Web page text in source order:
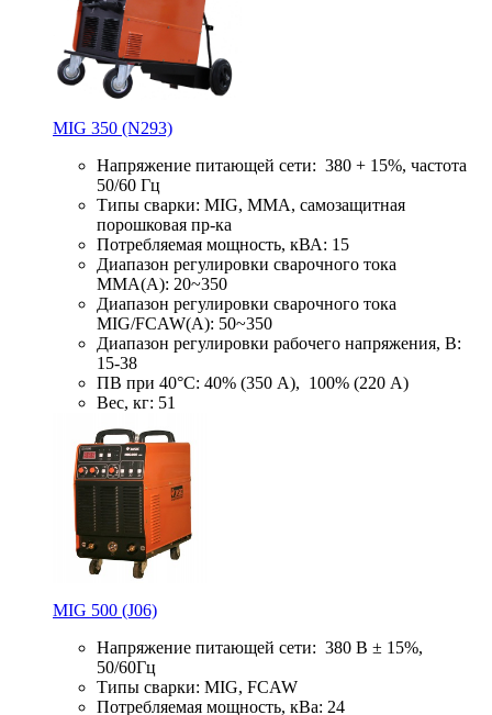
MIG 350 (N293)
Напряжение питающей сети: 380 + 15%, частота
50/60 Гц
Типы сварки: MIG, MMA, самозащитная
порошковая пр-ка
Потребляемая мощность, кВА: 15
Диапазон регулировки сварочного тока
ММА(А): 20~350
Диапазон регулировки сварочного тока
MIG/FCAW(А): 50~350
Диапазон регулировки рабочего напряжения, В:
15-38
ПВ при 40°С: 40% (350 А), 100% (220 А)
Вес, кг: 51
MIG 500 (J06)
Напряжение питающей сети: 380 В ± 15%,
50/60Гц
Типы сварки: MIG, FCAW
Потребляемая мощность, кВа: 24